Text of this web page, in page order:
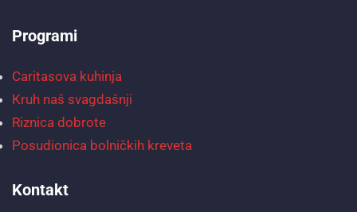
Programi
Caritasova kuhinja
Kruh naš svagdašnji
Riznica dobrote
Posudionica bolničkih kreveta
Kontakt